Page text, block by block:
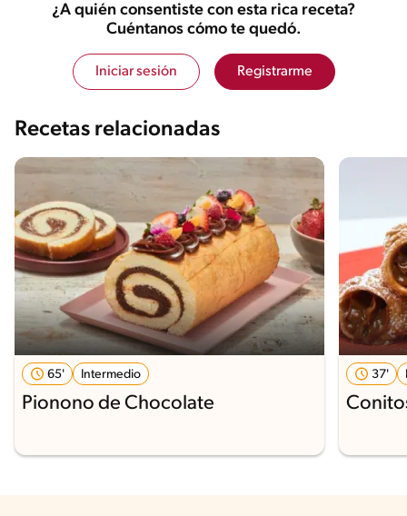
¿A quién consentiste con esta rica receta?
Cuéntanos cómo te quedó.
Iniciar sesión Registrarme
Recetas relacionadas
65' Intermedio
Pionono de Chocolate
37'